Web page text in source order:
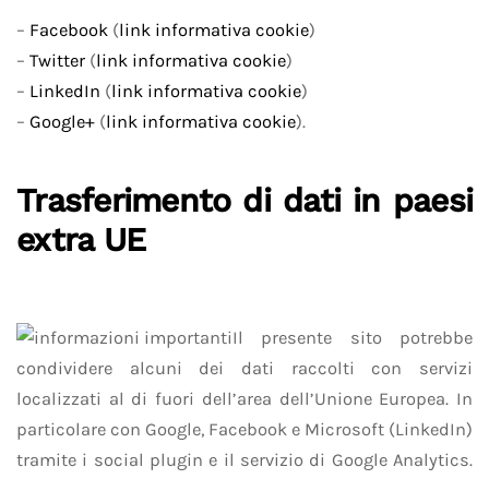
– Facebook (link informativa cookie)
– Twitter (link informativa cookie)
– LinkedIn (link informativa cookie)
– Google+ (link informativa cookie).
Trasferimento di dati in paesi
extra UE
Il presente sito potrebbe
condividere alcuni dei dati raccolti con servizi
localizzati al di fuori dell’area dell’Unione Europea. In
particolare con Google, Facebook e Microsoft (LinkedIn)
tramite i social plugin e il servizio di Google Analytics.